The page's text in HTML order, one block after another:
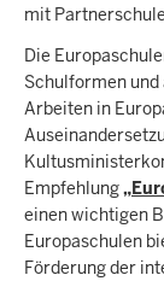
mit
Die
Schulformen
Arbeiten in
Empfehlung
einen wichtigen
Europaschulen
Förderung der